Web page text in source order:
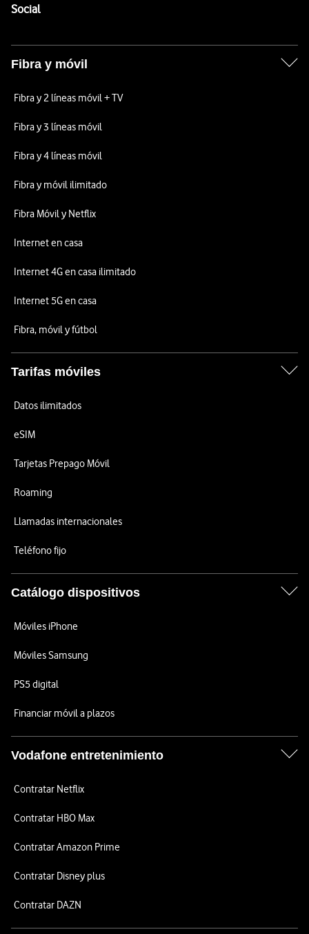
SocialEnlaces a las redes sociales de Vodafone
Fibra y móvil
Fibra y 2 líneas móvil + TV
Fibra y 3 líneas móvil
Fibra y 4 líneas móvil
Fibra y móvil ilimitado
Fibra Móvil y Netflix
Internet en casa
Internet 4G en casa ilimitado
Internet 5G en casa
Fibra, móvil y fútbol
Tarifas móviles
Datos ilimitados
eSIM
Tarjetas Prepago Móvil
Roaming
Llamadas internacionales
Teléfono fijo
Catálogo dispositivos
Móviles iPhone
Móviles Samsung
PS5 digital
Financiar móvil a plazos
Vodafone entretenimiento
Contratar Netflix
Contratar HBO Max
Contratar Amazon Prime
Contratar Disney plus
Contratar DAZN